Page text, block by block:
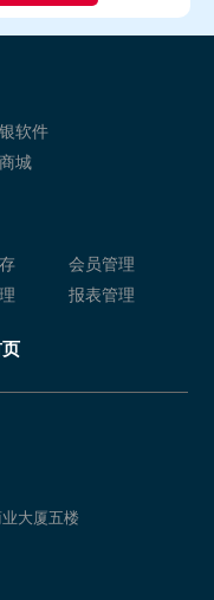
软件
城
会员管理
报表管理
大厦五楼